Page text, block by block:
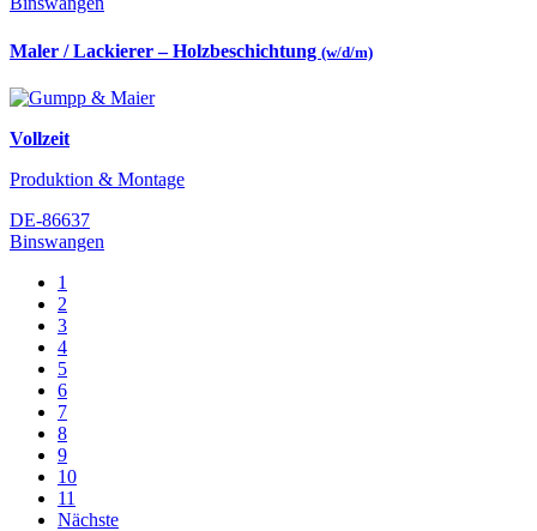
Maler / Lackierer – Holzbeschichtung (w/d/m)
Vollzeit
Produktion & Montage
DE-86637
Binswangen
1
2
3
4
5
6
7
8
9
10
11
Nächste